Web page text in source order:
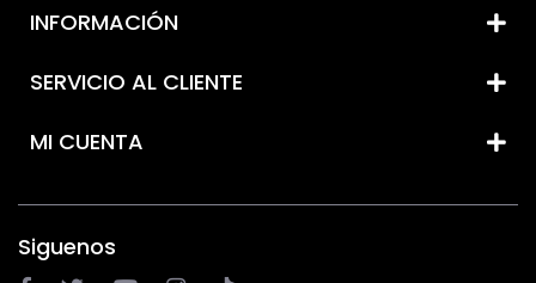
INFORMACIÓN
SERVICIO AL CLIENTE
MI CUENTA
Siguenos